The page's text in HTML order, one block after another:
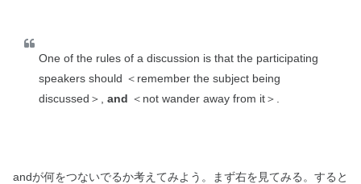
One of the rules of a discussion is that the participating
speakers should ＜remember the subject being
discussed＞, and ＜not wander away from it＞.
andが何をつないでるか考えてみよう。まず右を見てみる。すると